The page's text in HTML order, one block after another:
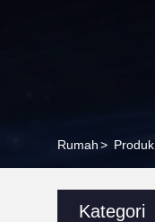
Rumah> Produk
Kategori